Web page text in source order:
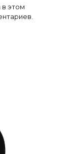
в этом